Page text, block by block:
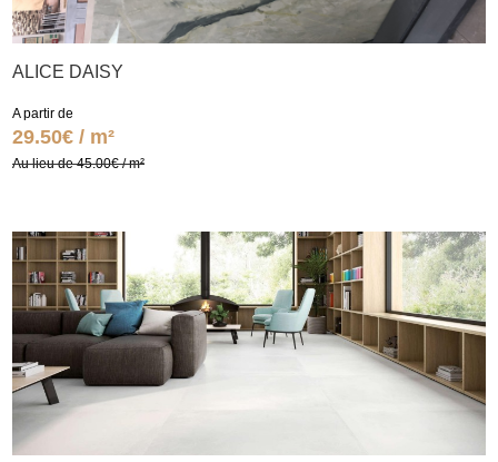
ALICE DAISY
A partir de
29.50€ / m²
Au lieu de 45.00€ / m²